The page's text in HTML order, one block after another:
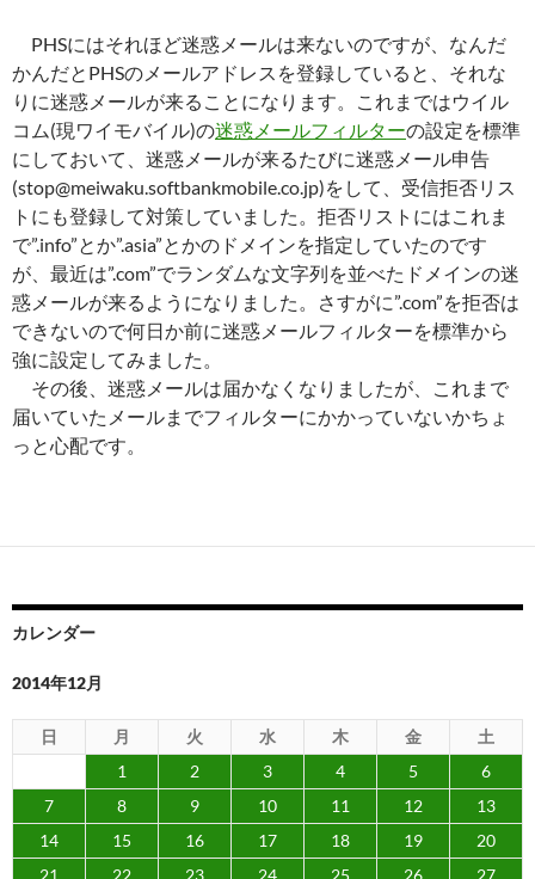
PHSにはそれほど迷惑メールは来ないのですが、なんだ
かんだとPHSのメールアドレスを登録していると、それな
りに迷惑メールが来ることになります。これまではウイル
コム(現ワイモバイル)の迷惑メールフィルターの設定を標準
にしておいて、迷惑メールが来るたびに迷惑メール申告
(stop@meiwaku.softbankmobile.co.jp)をして、受信拒否リス
トにも登録して対策していました。拒否リストにはこれま
で”.info”とか”.asia”とかのドメインを指定していたのです
が、最近は”.com”でランダムな文字列を並べたドメインの迷
惑メールが来るようになりました。さすがに”.com”を拒否は
できないので何日か前に迷惑メールフィルターを標準から
強に設定してみました。
その後、迷惑メールは届かなくなりましたが、これまで
届いていたメールまでフィルターにかかっていないかちょ
っと心配です。
カレンダー
2014年12月
日 月 火 水 木 金
土
1
2 3 4 5
6
7
8 9 10 11 12
13
14
15 16 17 18 19
20